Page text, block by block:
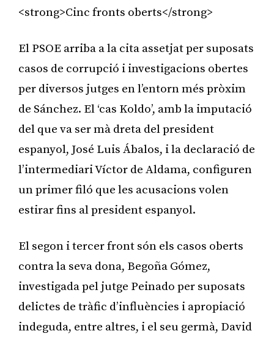
<strong>Cinc fronts oberts</strong>
El PSOE arriba a la cita assetjat per suposats
casos de corrupció i investigacions obertes
per diversos jutges en l’entorn més pròxim
de Sánchez. El ‘cas Koldo’, amb la imputació
del que va ser mà dreta del president
espanyol, José Luis Ábalos, i la declaració de
l’intermediari Víctor de Aldama, configuren
un primer filó que les acusacions volen
estirar fins al president espanyol.
El segon i tercer front són els casos oberts
contra la seva dona, Begoña Gómez,
investigada pel jutge Peinado per suposats
delictes de tràfic d’influències i apropiació
indeguda, entre altres, i el seu germà, David